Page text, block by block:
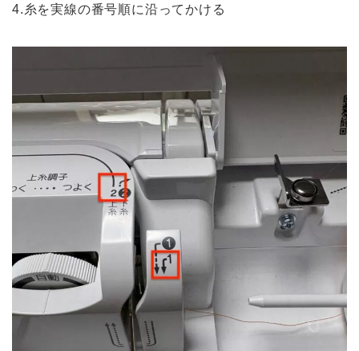
4.糸を実線の番号順に沿ってかける